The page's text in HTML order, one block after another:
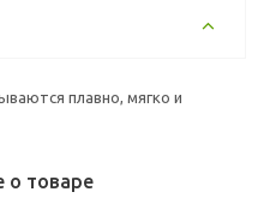
плавно, мягко и
о товаре